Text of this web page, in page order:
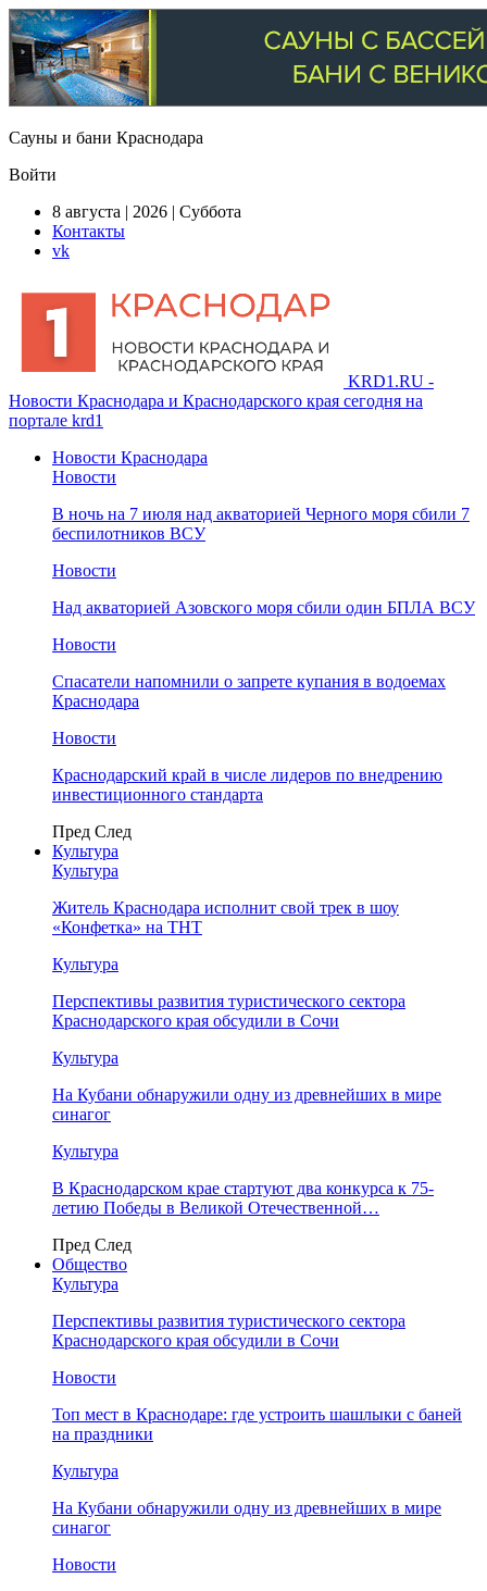
Сауны и бани Краснодара
Войти
8 августа | 2026 | Суббота
Контакты
vk
KRD1.RU -
Новости Краснодара и Краснодарского края сегодня на
портале krd1
Новости Краснодара
Новости
В ночь на 7 июля над акваторией Черного моря сбили 7
беспилотников ВСУ
Новости
Над акваторией Азовского моря сбили один БПЛА ВСУ
Новости
Спасатели напомнили о запрете купания в водоемах
Краснодара
Новости
Краснодарский край в числе лидеров по внедрению
инвестиционного стандарта
Пред След
Культура
Культура
Житель Краснодара исполнит свой трек в шоу
«Конфетка» на ТНТ
Культура
Перспективы развития туристического сектора
Краснодарского края обсудили в Сочи
Культура
На Кубани обнаружили одну из древнейших в мире
синагог
Культура
В Краснодарском крае стартуют два конкурса к 75-
летию Победы в Великой Отечественной…
Пред След
Общество
Культура
Перспективы развития туристического сектора
Краснодарского края обсудили в Сочи
Новости
Топ мест в Краснодаре: где устроить шашлыки с баней
на праздники
Культура
На Кубани обнаружили одну из древнейших в мире
синагог
Новости